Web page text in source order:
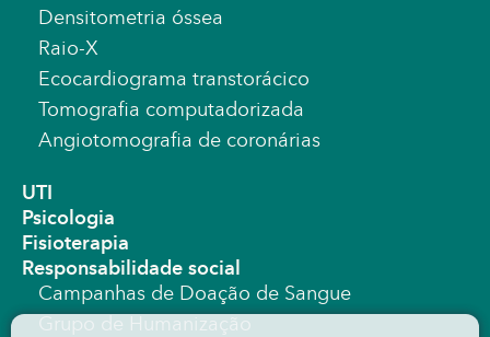
Densitometria óssea
Raio-X
Ecocardiograma transtorácico
Tomografia computadorizada
Angiotomografia de coronárias
UTI
Psicologia
Fisioterapia
Responsabilidade social
Campanhas de Doação de Sangue
Grupo de Humanização